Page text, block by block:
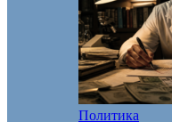
Политика